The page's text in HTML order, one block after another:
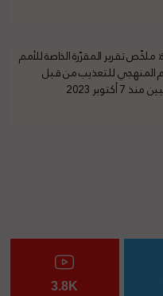
ملخّص تقرير المقرّرة الخاصة للأمم
المنهجي للتعذيب من قبل
2023
3.8K